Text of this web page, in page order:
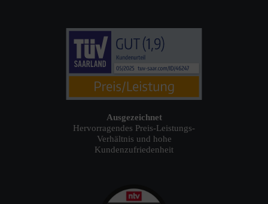
Ausgezeichnet
Hervorragendes Preis-Leistungs-
Verhältnis und hohe
Kundenzufriedenheit